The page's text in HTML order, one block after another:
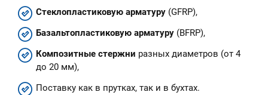
Стеклопластиковую арматуру (GFRP),
Базальтопластиковую арматуру (BFRP),
Композитные стержни разных диаметров (от 4
до 20 мм),
Поставку как в прутках, так и в бухтах.